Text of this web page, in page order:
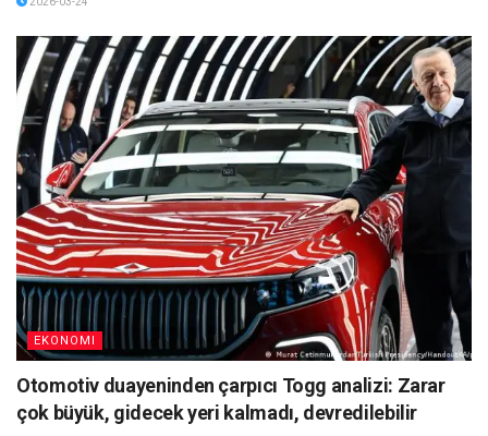
EKONOMI
Otomotiv duayeninden çarpıcı Togg analizi: Zarar
çok büyük, gidecek yeri kalmadı, devredilebilir